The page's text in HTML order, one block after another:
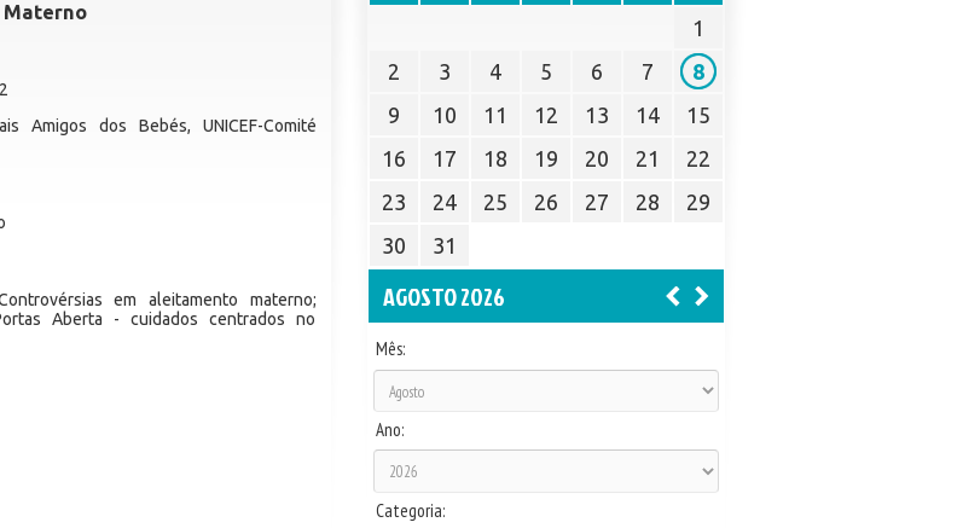
Materno
Amigos dos Bebés, UNICEF-Comité
em aleitamento materno;
Aberta - cuidados centrados no
1
2
3 4 5 6 7
8
9
10 11 12 13 14
15
16
17 18 19 20 21
22
23
24 25 26 27 28
29
30
31
AGOSTO 2026
Mês:
Ano:
Categoria: